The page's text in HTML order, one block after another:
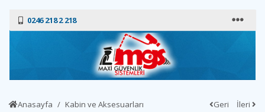
0246 218 2 218
Anasayfa Kabin ve Aksesuarları Geri İleri